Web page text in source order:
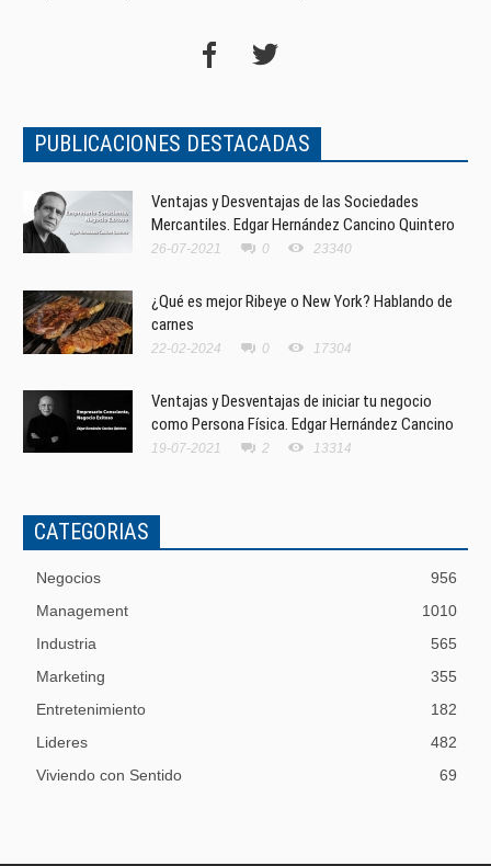
PUBLICACIONES DESTACADAS
Ventajas y Desventajas de las Sociedades
Mercantiles. Edgar Hernández Cancino Quintero
26-07-2021 0 23340
¿Qué es mejor Ribeye o New York? Hablando de
carnes
22-02-2024 0 17304
Ventajas y Desventajas de iniciar tu negocio
como Persona Física. Edgar Hernández Cancino
19-07-2021 2 13314
CATEGORIAS
Negocios
956
Management
1010
Industria
565
Marketing
355
Entretenimiento
182
Lideres
482
Viviendo con Sentido
69